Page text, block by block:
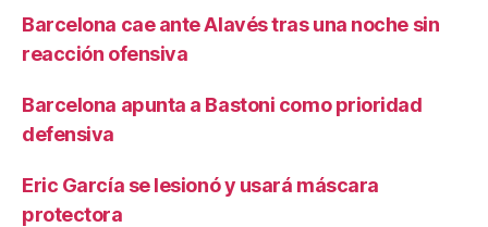
Barcelona cae ante Alavés tras una noche sin
reacción ofensiva
Barcelona apunta a Bastoni como prioridad
defensiva
Eric García se lesionó y usará máscara
protectora